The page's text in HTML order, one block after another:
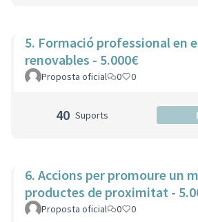
5. Formació professional en
renovables - 5.000€
Proposta oficial 0 0
40 Suports
6. Accions per promoure un
productes de proximitat -
Proposta oficial 0 0